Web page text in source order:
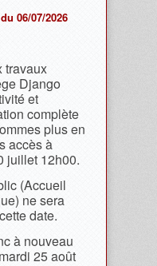
06/07/2026
travaux
Django
et
complète
plus en
accès à
juillet 12h00.
(Accueil
ne sera
date.
à nouveau
25 août